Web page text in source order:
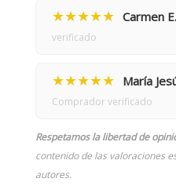
★★★★★ Carmen E.
verificado
★★★★★ María
Comprador verificado
Respetamos la libertad de
contenido de las valoraciones
autores.